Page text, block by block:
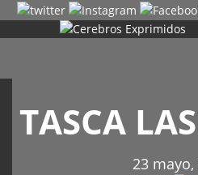
TASCA
23 mayo,